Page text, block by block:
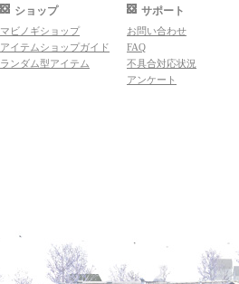
ショップ
マビノギショップ
アイテムショップガイド
ランダム型アイテム
サポート
お問い合わせ
FAQ
不具合対応状況
アンケート